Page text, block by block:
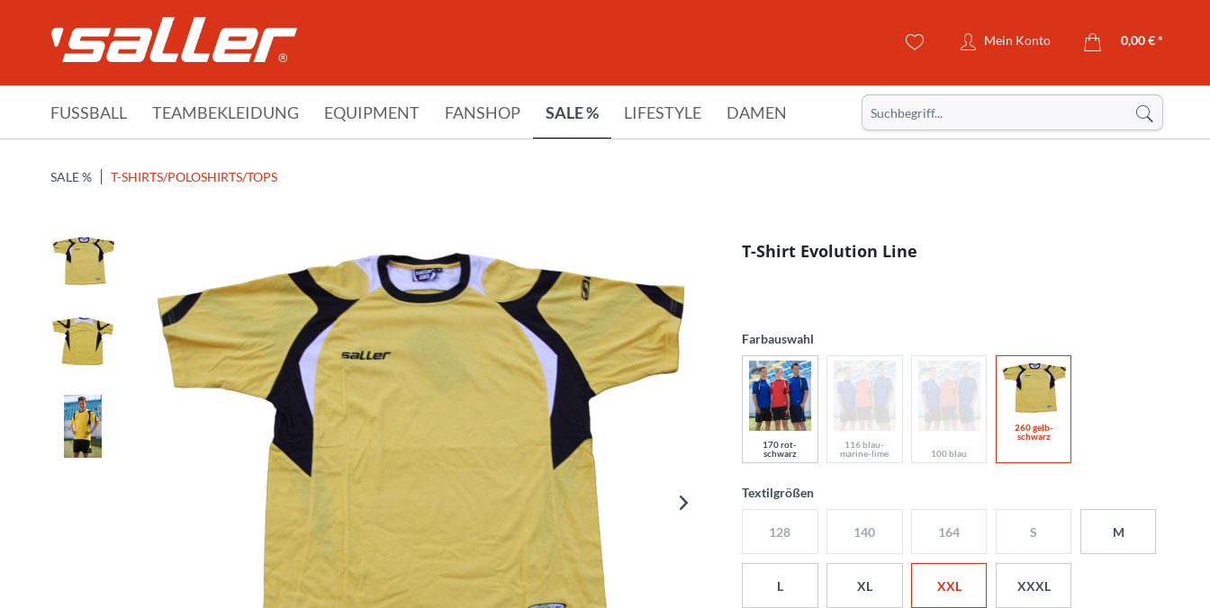
Mein Konto 0,00 € *
FUSSBALL TEAMBEKLEIDUNG EQUIPMENT FANSHOP SALE % LIFESTYLE DAMEN
SALE % T-SHIRTS/POLOSHIRTS/TOPS
T-Shirt Evolution Line
Farbauswahl
170 rot-
schwarz
116 blau-
marine-lime
100 blau
260 gelb-
schwarz
Textilgrößen
128 140 164 S M
L XL XXL XXXL